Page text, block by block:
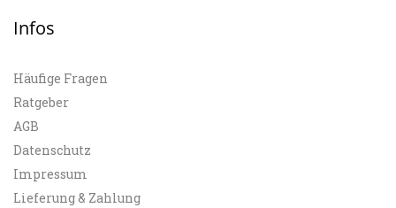
Infos
Häufige Fragen
Ratgeber
AGB
Datenschutz
Impressum
Lieferung & Zahlung